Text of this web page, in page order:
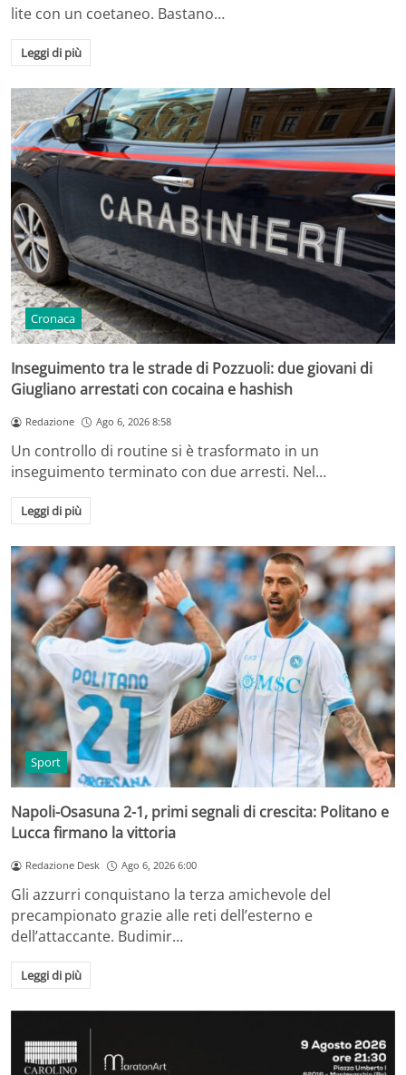
lite con un coetaneo. Bastano…
Leggi di più
Cronaca
Inseguimento tra le strade di Pozzuoli: due giovani di
Giugliano arrestati con cocaina e hashish
Redazione Ago 6, 2026 8:58
Un controllo di routine si è trasformato in un
inseguimento terminato con due arresti. Nel…
Leggi di più
Sport
Napoli-Osasuna 2-1, primi segnali di crescita: Politano e
Lucca firmano la vittoria
Redazione Desk Ago 6, 2026 6:00
Gli azzurri conquistano la terza amichevole del
precampionato grazie alle reti dell’esterno e
dell’attaccante. Budimir…
Leggi di più